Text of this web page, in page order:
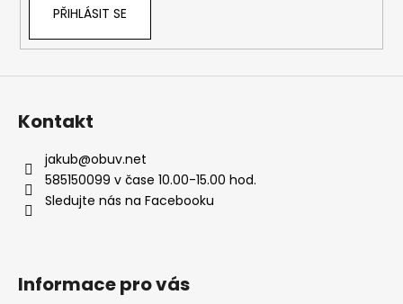
PŘIHLÁSIT SE
Kontakt
jakub@obuv.net
585150099 v čase 10.00-15.00 hod.
Sledujte nás na Facebooku
Informace pro vás